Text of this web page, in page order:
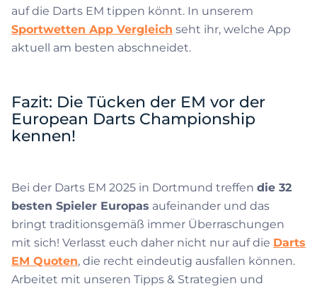
auf die Darts EM tippen könnt. In unserem
Sportwetten App Vergleich seht ihr, welche App
aktuell am besten abschneidet.
Fazit: Die Tücken der EM vor der
European Darts Championship
kennen!
Bei der Darts EM 2025 in Dortmund treffen die 32
besten Spieler Europas aufeinander und das
bringt traditionsgemäß immer Überraschungen
mit sich! Verlasst euch daher nicht nur auf die Darts
EM Quoten, die recht eindeutig ausfallen können.
Arbeitet mit unseren Tipps & Strategien und